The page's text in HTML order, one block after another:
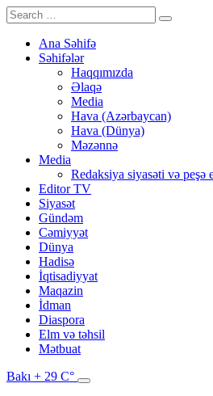
Ana Səhifə
Səhifələr
Haqqımızda
Əlaqə
Media
Hava (Azərbaycan)
Hava (Dünya)
Məzənnə
Media
Redaksiya siyasəti və peşə
Editor TV
Siyasət
Gündəm
Cəmiyyət
Dünya
Hadisə
İqtisadiyyat
Maqazin
İdman
Diaspora
Elm və təhsil
Mətbuat
Bakı + 29 C°